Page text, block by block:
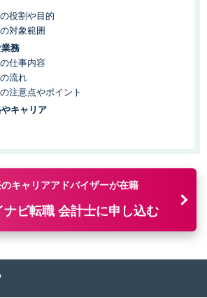
役割や目的
対象範囲
務
仕事内容
流れ
注意点やポイント
キャリア
キャリアアドバイザーが在籍
ナビ転職 会計士に申し込む